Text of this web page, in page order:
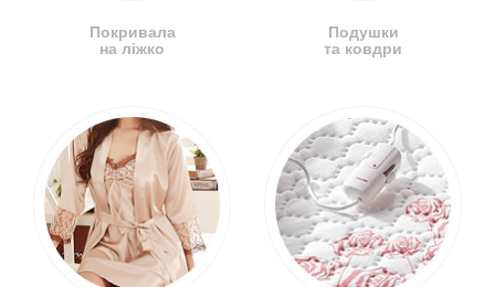
Покривала
на ліжко
Подушки
та ковдри